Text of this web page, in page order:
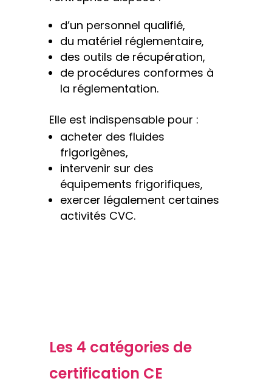
d’un personnel qualifié,
du matériel réglementaire,
des outils de récupération,
de procédures conformes à
la réglementation.
Elle est indispensable pour :
acheter des fluides
frigorigènes,
intervenir sur des
équipements frigorifiques,
exercer légalement certaines
activités CVC.
Les 4 catégories de
certification CE